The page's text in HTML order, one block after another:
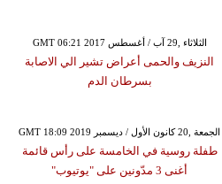
GMT 06:21 2017 الثلاثاء ,29 آب / أغسطس
النزيف والحمى أعراض تشير الي الاصابة
بسرطان الدم
GMT 18:09 2019 الجمعة ,20 كانون الأول / ديسمبر
طفلة روسية في الخامسة على رأس قائمة
أغنى 3 مدّونين على "يوتيوب"